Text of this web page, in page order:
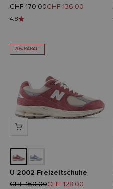
Regulärer Preis
CHF 170.00Angebot
CHF 136.00
4.8
20% RABATT
U 2002 Freizeitschuhe
Regulärer Preis
CHF 160.00Angebot
CHF 128.00